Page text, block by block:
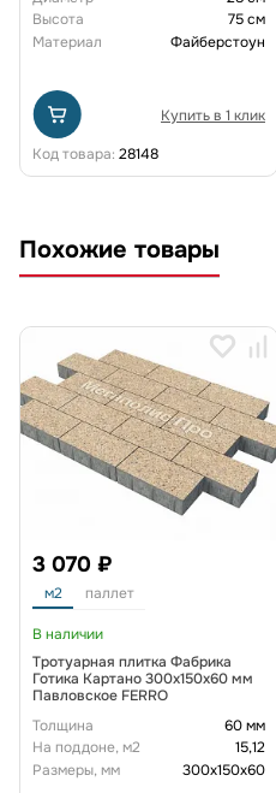
Высота
75 см
Материал
Файберстоун
Купить в 1 клик
Код товара: 28148
Похожие товары
3 070 ₽
м2 паллет
В наличии
Тротуарная плитка Фабрика
Готика Картано 300х150х60 мм
Павловское FERRO
Толщина
60 мм
На поддоне, м2
15,12
Размеры, мм
300х150х60